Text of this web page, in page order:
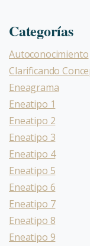
Categorías
Autoconocimiento
Clarificando
Eneagrama
Eneatipo 1
Eneatipo 2
Eneatipo 3
Eneatipo 4
Eneatipo 5
Eneatipo 6
Eneatipo 7
Eneatipo 8
Eneatipo 9